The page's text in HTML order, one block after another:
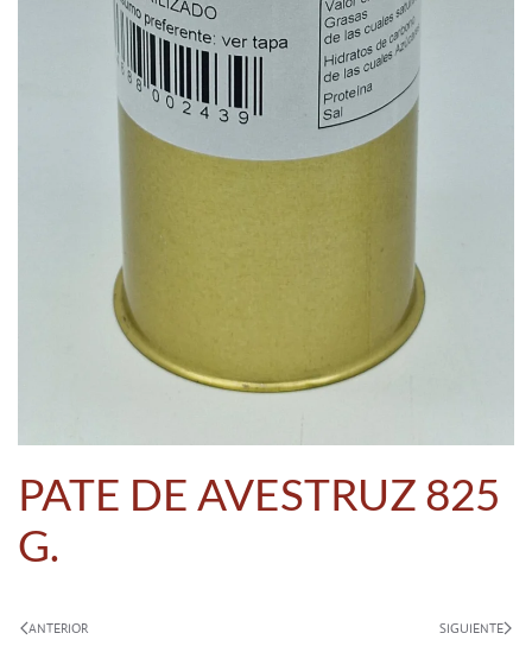
PATE DE AVESTRUZ 825
G.
ANTERIOR SIGUIENTE